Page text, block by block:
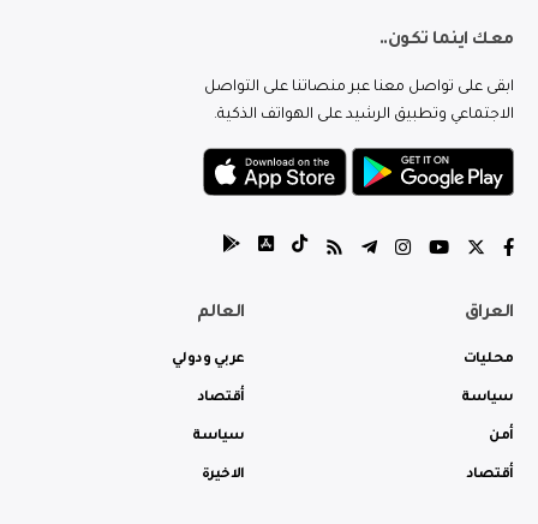
معك اينما تكون..
ابقى على تواصل معنا عبر منصاتنا على التواصل
الاجتماعي وتطبيق الرشيد على الهواتف الذكية.
العراق
محليات
سياسة
أمن
أقتصاد
العالم
عربي ودولي
أقتصاد
سياسة
الاخيرة